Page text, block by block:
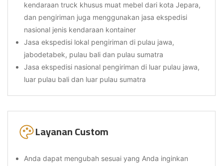
kendaraan truck khusus muat mebel dari kota Jepara,
dan pengiriman juga menggunakan jasa ekspedisi
nasional jenis kendaraan kontainer
Jasa ekspedisi lokal pengiriman di pulau jawa,
jabodetabek, pulau bali dan pulau sumatra
Jasa ekspedisi nasional pengiriman di luar pulau jawa,
luar pulau bali dan luar pulau sumatra
Layanan Custom
Anda dapat mengubah sesuai yang Anda inginkan